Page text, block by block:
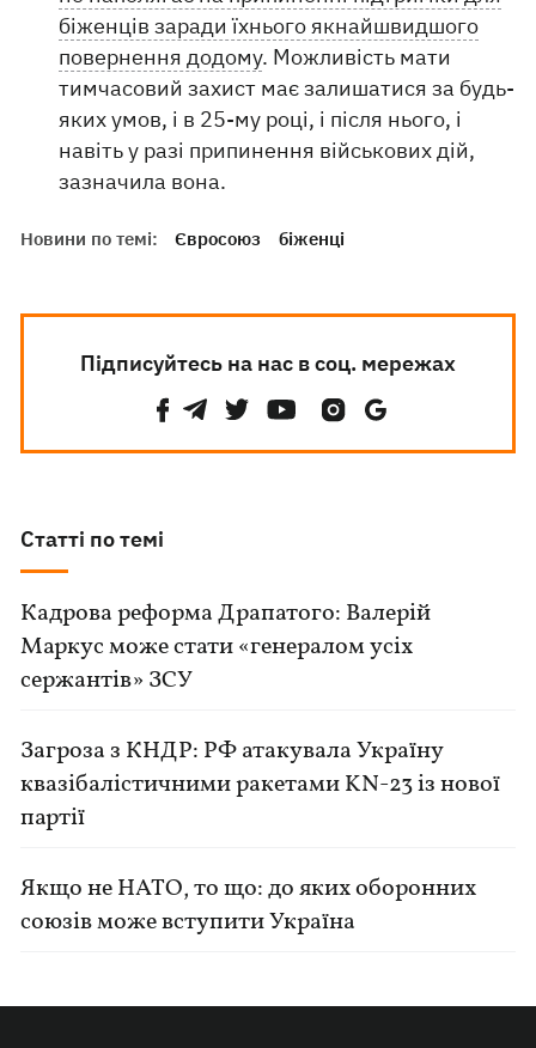
біженців заради їхнього якнайшвидшого
повернення додому. Можливість мати
тимчасовий захист має залишатися за будь-
яких умов, і в 25-му році, і після нього, і
навіть у разі припинення військових дій,
зазначила вона.
Новини по темі: Євросоюз біженці
Підписуйтесь на нас в соц. мережах
Статті по темі
Кадрова реформа Драпатого: Валерій
Маркус може стати «генералом усіх
сержантів» ЗСУ
Загроза з КНДР: РФ атакувала Україну
квазібалістичними ракетами KN-23 із нової
партії
Якщо не НАТО, то що: до яких оборонних
союзів може вступити Україна